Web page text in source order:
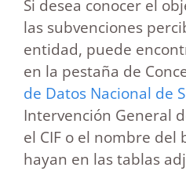
Si desea conocer el
las subvenciones
entidad, puede
en la pestaña de
de Datos Nacional de
Intervención General
el CIF o el nombre del
hayan en las tablas